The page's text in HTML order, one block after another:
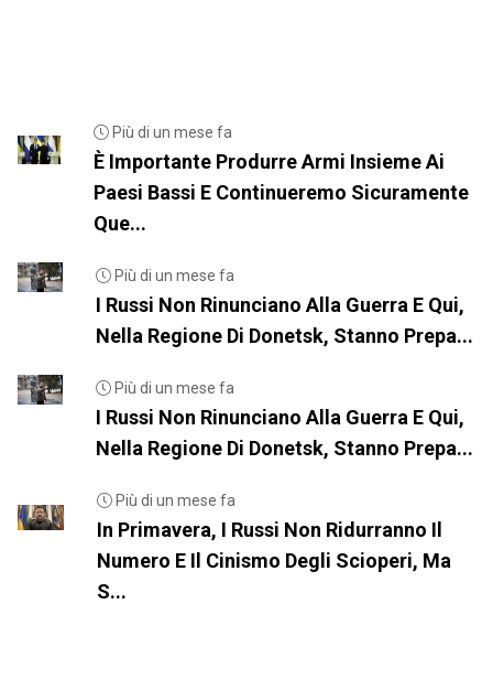
Più di un mese fa
È Importante Produrre Armi Insieme Ai
Paesi Bassi E Continueremo Sicuramente
Que...
Più di un mese fa
I Russi Non Rinunciano Alla Guerra E Qui,
Nella Regione Di Donetsk, Stanno Prepa...
Più di un mese fa
I Russi Non Rinunciano Alla Guerra E Qui,
Nella Regione Di Donetsk, Stanno Prepa...
Più di un mese fa
In Primavera, I Russi Non Ridurranno Il
Numero E Il Cinismo Degli Scioperi, Ma
S...